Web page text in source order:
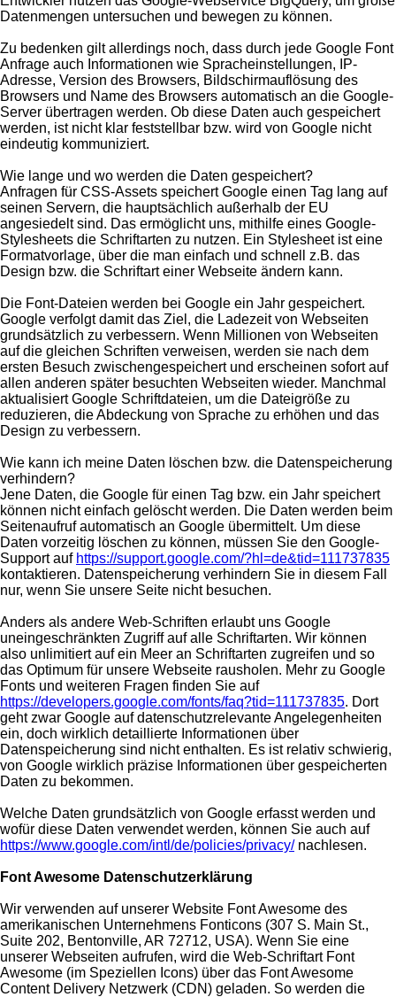
Datenmengen untersuchen und bewegen zu können.
Zu bedenken gilt allerdings noch, dass durch jede Google Font
Anfrage auch Informationen wie Spracheinstellungen, IP-
Adresse, Version des Browsers, Bildschirmauflösung des
Browsers und Name des Browsers automatisch an die Google-
Server übertragen werden. Ob diese Daten auch gespeichert
werden, ist nicht klar feststellbar bzw. wird von Google nicht
eindeutig kommuniziert.
Wie lange und wo werden die Daten gespeichert?
Anfragen für CSS-Assets speichert Google einen Tag lang auf
seinen Servern, die hauptsächlich außerhalb der EU
angesiedelt sind. Das ermöglicht uns, mithilfe eines Google-
Stylesheets die Schriftarten zu nutzen. Ein Stylesheet ist eine
Formatvorlage, über die man einfach und schnell z.B. das
Design bzw. die Schriftart einer Webseite ändern kann.
Die Font-Dateien werden bei Google ein Jahr gespeichert.
Google verfolgt damit das Ziel, die Ladezeit von Webseiten
grundsätzlich zu verbessern. Wenn Millionen von Webseiten
auf die gleichen Schriften verweisen, werden sie nach dem
ersten Besuch zwischengespeichert und erscheinen sofort auf
allen anderen später besuchten Webseiten wieder. Manchmal
aktualisiert Google Schriftdateien, um die Dateigröße zu
reduzieren, die Abdeckung von Sprache zu erhöhen und das
Design zu verbessern.
Wie kann ich meine Daten löschen bzw. die Datenspeicherung
verhindern?
Jene Daten, die Google für einen Tag bzw. ein Jahr speichert
können nicht einfach gelöscht werden. Die Daten werden beim
Seitenaufruf automatisch an Google übermittelt. Um diese
Daten vorzeitig löschen zu können, müssen Sie den Google-
Support auf https://support.google.com/?hl=de&tid=111737835
kontaktieren. Datenspeicherung verhindern Sie in diesem Fall
nur, wenn Sie unsere Seite nicht besuchen.
Anders als andere Web-Schriften erlaubt uns Google
uneingeschränkten Zugriff auf alle Schriftarten. Wir können
also unlimitiert auf ein Meer an Schriftarten zugreifen und so
das Optimum für unsere Webseite rausholen. Mehr zu Google
Fonts und weiteren Fragen finden Sie auf
https://developers.google.com/fonts/faq?tid=111737835. Dort
geht zwar Google auf datenschutzrelevante Angelegenheiten
ein, doch wirklich detaillierte Informationen über
Datenspeicherung sind nicht enthalten. Es ist relativ schwierig,
von Google wirklich präzise Informationen über gespeicherten
Daten zu bekommen.
Welche Daten grundsätzlich von Google erfasst werden und
wofür diese Daten verwendet werden, können Sie auch auf
https://www.google.com/intl/de/policies/privacy/nachlesen.
Font Awesome Datenschutzerklärung
Wir verwenden auf unserer Website Font Awesome des
amerikanischen Unternehmens Fonticons (307 S. Main St.,
Suite 202, Bentonville, AR 72712, USA). Wenn Sie eine
unserer Webseiten aufrufen, wird die Web-Schriftart Font
Awesome (im Speziellen Icons) über das Font Awesome
Content Delivery Netzwerk (CDN) geladen. So werden die